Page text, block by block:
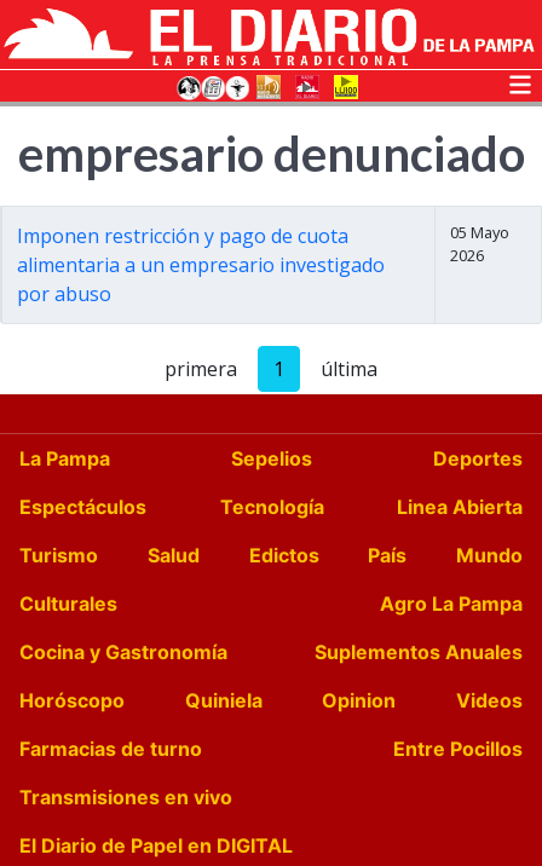
empresario denunciado
Imponen restricción y pago de cuota
alimentaria a un empresario investigado
por abuso
05 Mayo
2026
primera 1 última
La Pampa Sepelios
Deportes
Espectáculos
Tecnología
Linea Abierta
Turismo
Salud Edictos País
Mundo
Culturales
Agro La Pampa
Cocina y Gastronomía
Suplementos Anuales
Horóscopo
Quiniela Opinion
Videos
Farmacias de turno
Entre Pocillos
Transmisiones en vivo
El Diario de Papel en DIGITAL